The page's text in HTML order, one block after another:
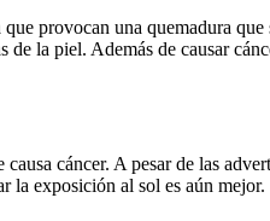
provocan una quemadura
la piel. Además de causar
cáncer. A pesar de las
la exposición al sol es aún mejor.